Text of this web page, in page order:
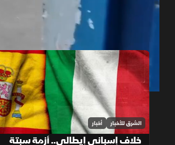
1x auto
حلقات الموسم 2026
الشرق للأخبار أخبار
خلاف إسباني إيطالي.. أزمة سبتة